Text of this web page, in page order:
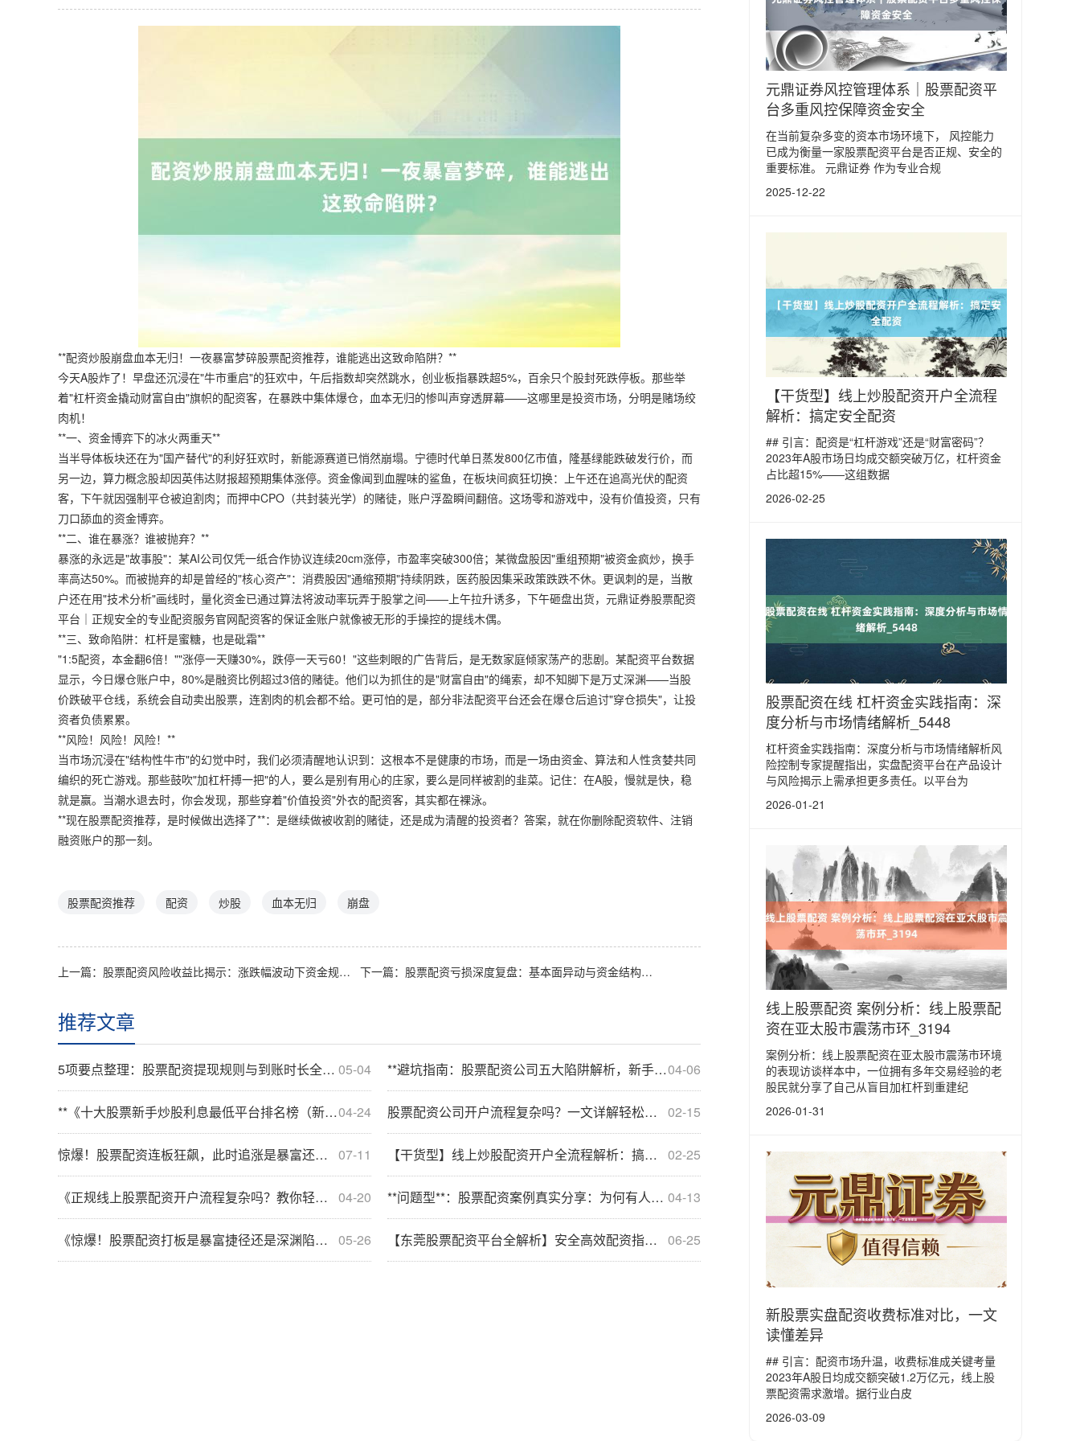
**配资炒股崩盘血本无归！一夜暴富梦碎股票配资推荐，谁能逃出这致命陷阱？**
今天A股炸了！早盘还沉浸在"牛市重启"的狂欢中，午后指数却突然跳水，创业板指暴跌超5%，百余只个股封死跌停板。那些举
着"杠杆资金撬动财富自由"旗帜的配资客，在暴跌中集体爆仓，血本无归的惨叫声穿透屏幕——这哪里是投资市场，分明是赌场绞
肉机！
**一、资金博弈下的冰火两重天**
当半导体板块还在为"国产替代"的利好狂欢时，新能源赛道已悄然崩塌。宁德时代单日蒸发800亿市值，隆基绿能跌破发行价，而
另一边，算力概念股却因英伟达财报超预期集体涨停。资金像闻到血腥味的鲨鱼，在板块间疯狂切换：上午还在追高光伏的配资
客，下午就因强制平仓被迫割肉；而押中CPO（共封装光学）的赌徒，账户浮盈瞬间翻倍。这场零和游戏中，没有价值投资，只有
刀口舔血的资金博弈。
**二、谁在暴涨？谁被抛弃？**
暴涨的永远是"故事股"：某AI公司仅凭一纸合作协议连续20cm涨停，市盈率突破300倍；某微盘股因"重组预期"被资金疯炒，换手
率高达50%。而被抛弃的却是曾经的"核心资产"：消费股因"通缩预期"持续阴跌，医药股因集采政策跌跌不休。更讽刺的是，当散
户还在用"技术分析"画线时，量化资金已通过算法将波动率玩弄于股掌之间——上午拉升诱多，下午砸盘出货， 元鼎证券股票配资
平台｜正规安全的专业配资服务官网配资客的保证金账户就像被无形的手操控的提线木偶。
**三、致命陷阱：杠杆是蜜糖，也是砒霜**
"1:5配资，本金翻6倍！""涨停一天赚30%，跌停一天亏60！"这些刺眼的广告背后，是无数家庭倾家荡产的悲剧。某配资平台数据
显示，今日爆仓账户中，80%是融资比例超过3倍的赌徒。他们以为抓住的是"财富自由"的绳索，却不知脚下是万丈深渊——当股
价跌破平仓线，系统会自动卖出股票，连割肉的机会都不给。更可怕的是，部分非法配资平台还会在爆仓后追讨"穿仓损失"，让投
资者负债累累。
**风险！风险！风险！**
当市场沉浸在"结构性牛市"的幻觉中时，我们必须清醒地认识到：这根本不是健康的市场，而是一场由资金、算法和人性贪婪共同
编织的死亡游戏。那些鼓吹"加杠杆搏一把"的人，要么是别有用心的庄家，要么是同样被割的韭菜。记住：在A股，慢就是快，稳
就是赢。当潮水退去时，你会发现，那些穿着"价值投资"外衣的配资客，其实都在裸泳。
**现在股票配资推荐，是时候做出选择了**：是继续做被收割的赌徒，还是成为清醒的投资者？答案，就在你删除配资软件、注销
融资账户的那一刻。
股票配资推荐 配资 炒股 血本无归 崩盘
上一篇： 股票配资风险收益比揭示：涨跌幅波动下资金规模关键指标异动 下一篇： 股票配资亏损深度复盘：基本面异动与资金结构失衡的双重审视
推荐文章
05-04
5项要点整理：股票配资提现规则与到账时长全解析 04-06
**避坑指南：股票配资公司五大陷阱解析，新手必看的防坑攻略**
04-24
**《十大股票新手炒股利息最低平台排名榜（新版）》** 02-15
股票配资公司开户流程复杂吗？一文详解轻松上手
07-11
惊爆！股票配资连板狂飙，此时追涨是暴富还是深渊？ 02-25
【干货型】线上炒股配资开户全流程解析：搞定安全配资
04-20
《正规线上股票配资开户流程复杂吗？教你轻松完成》 04-13
**问题型**：股票配资案例真实分享：为何有人盈利有人亏损？
05-26
《惊爆！股票配资打板是暴富捷径还是深渊陷阱？敢碰吗！》 06-25
【东莞股票配资平台全解析】安全高效配资指南，助您精准把握股市机遇！
元鼎证券风控管理体系｜股票配资平
台多重风控保障资金安全
在当前复杂多变的资本市场环境下， 风控能力
已成为衡量一家股票配资平台是否正规、安全的
重要标准。 元鼎证券 作为专业合规
2025-12-22
【干货型】线上炒股配资开户全流程
解析：搞定安全配资
## 引言：配资是“杠杆游戏”还是“财富密码”？
2023年A股市场日均成交额突破万亿，杠杆资金
占比超15%——这组数据
2026-02-25
股票配资在线 杠杆资金实践指南：深
度分析与市场情绪解析_5448
杠杆资金实践指南：深度分析与市场情绪解析风
险控制专家提醒指出，实盘配资平台在产品设计
与风险揭示上需承担更多责任。以平台为
2026-01-21
线上股票配资 案例分析：线上股票配
资在亚太股市震荡市环_3194
案例分析：线上股票配资在亚太股市震荡市环境
的表现访谈样本中，一位拥有多年交易经验的老
股民就分享了自己从盲目加杠杆到重建纪
2026-01-31
新股票实盘配资收费标准对比，一文
读懂差异
## 引言：配资市场升温，收费标准成关键考量
2023年A股日均成交额突破1.2万亿元，线上股
票配资需求激增。据行业白皮
2026-03-09